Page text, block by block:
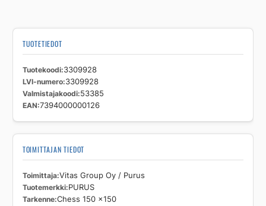
TUOTETIEDOT
Tuotekoodi 3309928
LVI-numero 3309928
Valmistajakoodi 53385
EAN 7394000000126
TOIMITTAJAN TIEDOT
Toimittaja Vitas Group Oy / Purus
Tuotemerkki PURUS
Tarkenne Chess 150 x150